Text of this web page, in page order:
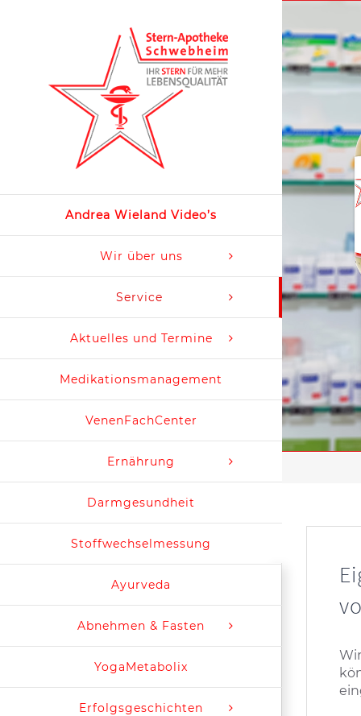
Andrea Wieland Video’s
Wir über uns
Service
Aktuelles und Termine
Medikationsmanagement
VenenFachCenter
Ernährung
Darmgesundheit
Stoffwechselmessung
Ayurveda
Abnehmen & Fasten
YogaMetabolix
Erfolgsgeschichten